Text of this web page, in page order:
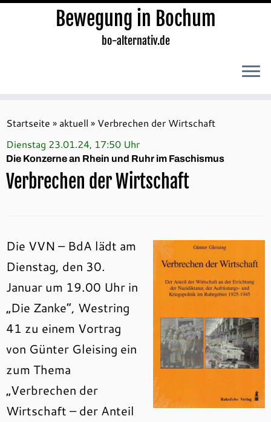
Inhalt
springen
Bewegung in Bochum
bo-alternativ.de
Startseite » aktuell » Verbrechen der Wirtschaft
Dienstag 23.01.24, 17:50 Uhr
Die Konzerne an Rhein und Ruhr im Faschismus
Verbrechen der Wirtschaft
Die VVN – BdA lädt am
Dienstag, den 30.
Januar um 19.00 Uhr in
„Die Zanke“, Westring
41 zu einem Vortrag
von Günter Gleising ein
zum Thema
„Verbrechen der
Wirtschaft – der Anteil